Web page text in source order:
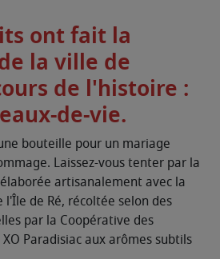
ont fait la
la ville de
de l'histoire :
de-vie.
bouteille pour un mariage
Laissez-vous tenter par la
artisanalement avec la
de Ré, récoltée selon des
par la Coopérative des
Paradisiac aux arômes subtils